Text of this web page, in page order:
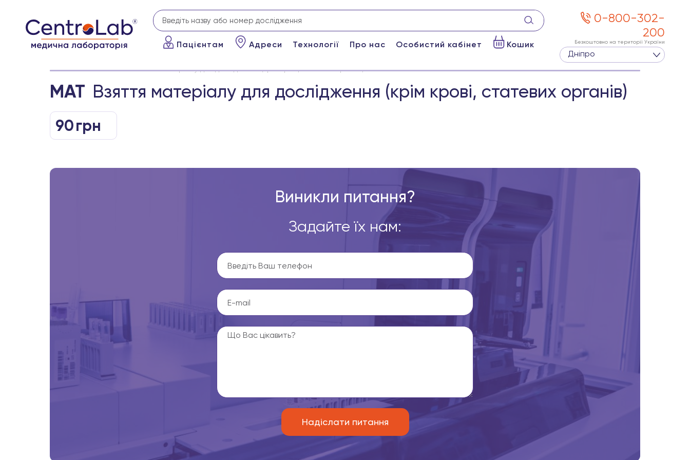
Пацієнтам Адреси Технології Про нас Особистий кабінет Кошик
0-800-302-
200
Безкоштовно на території України
Дніпро
Головна Аналізи Взяття матеріалу для дослідження (крім крові, статевих органів)
МАТ Взяття матеріалу для дослідження (крім крові, статевих органів)
90 грн
Виникли питання?
Задайте їх нам: